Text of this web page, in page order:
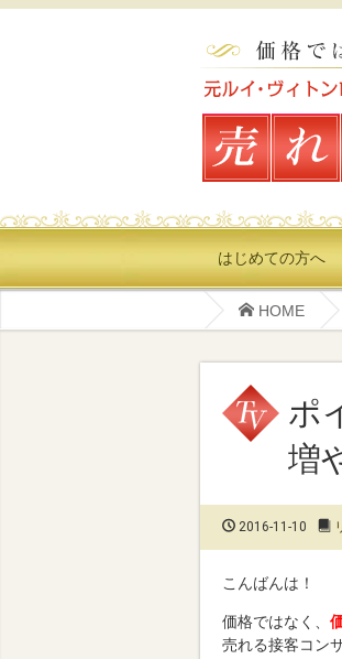
はじめての方へ
HOME
ポ
増
2016-11-10
こんばんは！
価格ではなく、
売れる接客コン